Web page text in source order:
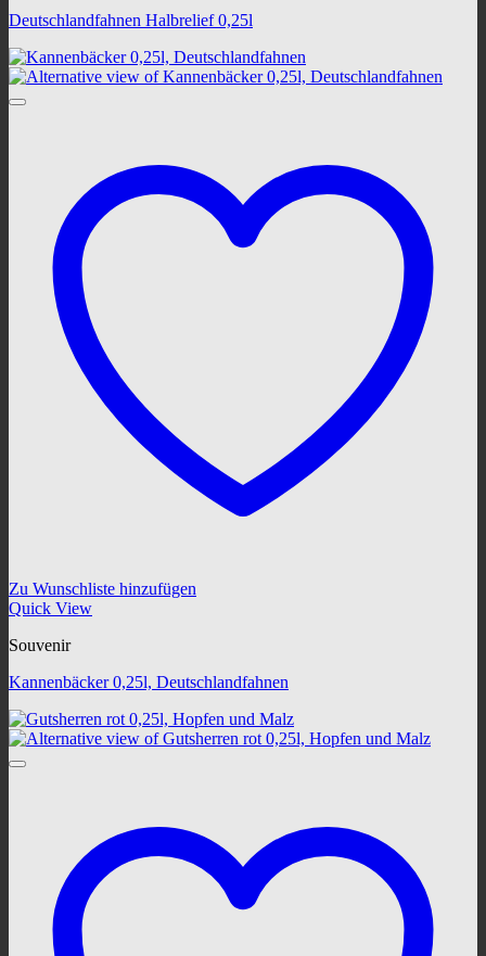
Deutschlandfahnen Halbrelief 0,25l
Zu Wunschliste hinzufügen
Quick View
Souvenir
Kannenbäcker 0,25l, Deutschlandfahnen